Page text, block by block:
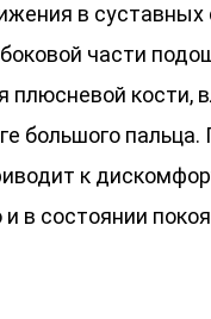
в
части
плюсневой кости,
большого
к
и в состоянии